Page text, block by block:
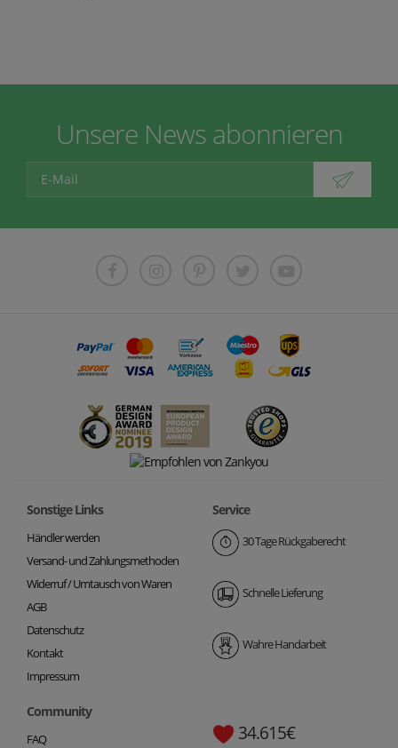
Unsere News abonnieren
Sonstige Links
Händler werden
Versand- und Zahlungsmethoden
Widerruf / Umtausch von Waren
AGB
Datenschutz
Kontakt
Impressum
Service
30 Tage Rückgaberecht
Schnelle Lieferung
Wahre Handarbeit
Community
FAQ
34.615€